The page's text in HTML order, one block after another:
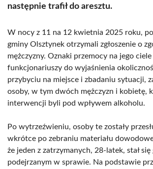
następnie trafił do aresztu.
W nocy z 11 na 12 kwietnia 2025 roku,
gminy Olsztynek otrzymali zgłoszenie o
mężczyzny. Oznaki przemocy na jego ciele
funkcjonariuszy do wyjaśnienia
przybyciu na miejsce i zbadaniu sytuacji,
osoby, w tym dwóch mężczyzn i kobietę,
interwencji byli pod wpływem alkoholu.
Po wytrzeźwieniu, osoby te zostały
wkrótce po zebraniu materiału
że jeden z zatrzymanych, 28-latek, stał się
podejrzanym w sprawie. Na podstawie